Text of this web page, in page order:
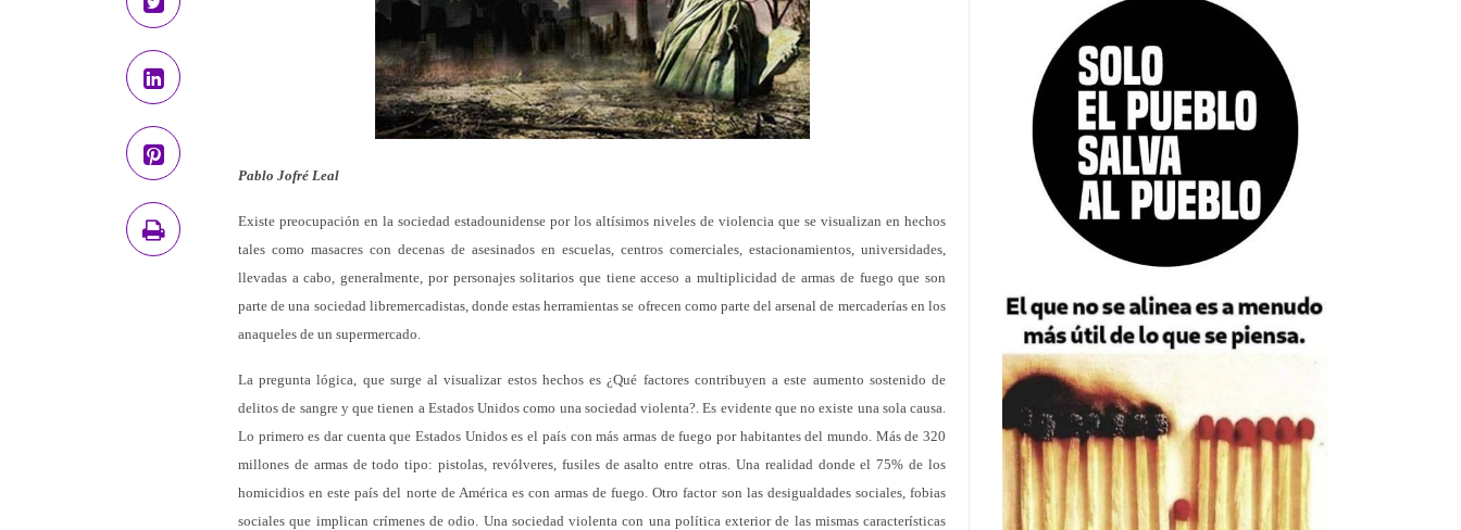
Pablo Jofré Leal
Existe preocupación en la sociedad estadounidense por los altísimos niveles de violencia que se visualizan en hechos
tales como masacres con decenas de asesinados en escuelas, centros comerciales, estacionamientos, universidades,
llevadas a cabo, generalmente, por personajes solitarios que tiene acceso a multiplicidad de armas de fuego que son
parte de una sociedad libremercadistas, donde estas herramientas se ofrecen como parte del arsenal de mercaderías en los
anaqueles de un supermercado.
La pregunta lógica, que surge al visualizar estos hechos es ¿Qué factores contribuyen a este aumento sostenido de
delitos de sangre y que tienen a Estados Unidos como una sociedad violenta?. Es evidente que no existe una sola causa.
Lo primero es dar cuenta que Estados Unidos es el país con más armas de fuego por habitantes del mundo. Más de 320
millones de armas de todo tipo: pistolas, revólveres, fusiles de asalto entre otras. Una realidad donde el 75% de los
homicidios en este país del norte de América es con armas de fuego. Otro factor son las desigualdades sociales, fobias
sociales que implican crímenes de odio. Una sociedad violenta con una política exterior de las mismas características